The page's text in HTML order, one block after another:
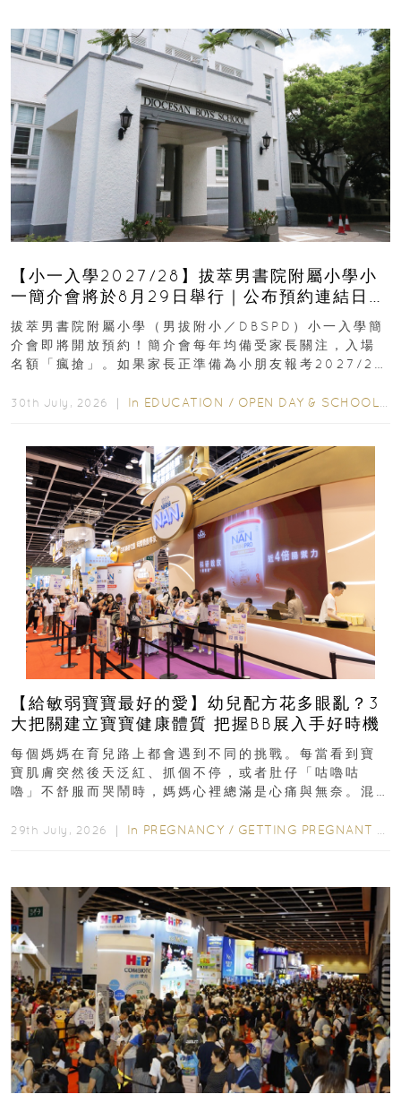
【小一入學2027/28】拔萃男書院附屬小學小
一簡介會將於8月29日舉行｜公布預約連結日期
｜更設有網上重溫
拔萃男書院附屬小學（男拔附小／DBSPD）小一入學簡
介會即將開放預約！簡介會每年均備受家長關注，入場
名額「瘋搶」。如果家長正準備為小朋友報考2027/28
30th July, 2026 ｜ In EDUCATION / OPEN DAY & SCHOOL EVENTS
【給敏弱寶寶最好的愛】幼兒配方花多眼亂？3
大把關建立寶寶健康體質 把握BB展入手好時機
每個媽媽在育兒路上都會遇到不同的挑戰。每當看到寶
寶肌膚突然後天泛紅、抓個不停，或者肚仔「咕嚕咕
嚕」不舒服而哭鬧時，媽媽心裡總滿是心痛與無奈。混
29th July, 2026 ｜ In PREGNANCY / GETTING PREGNANT